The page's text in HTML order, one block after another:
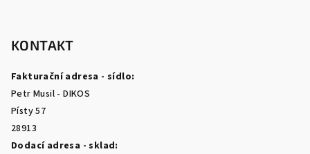
KONTAKT
Fakturační adresa - sídlo:
Petr Musil - DIKOS
Písty 57
28913
Dodací adresa - sklad: